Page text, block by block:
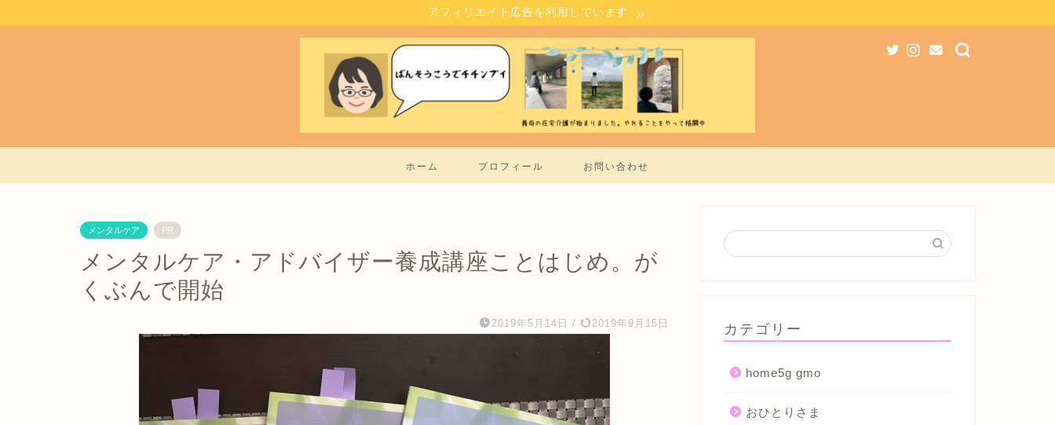
アフィリエイト広告を利用しています
ホーム プロフィール お問い合わせ
メンタルケア PR
メンタルケア・アドバイザー養成講座ことはじめ。が
くぶんで開始
2019年5月14日 / 2019年9月15日 カテゴリー
home5g gmo
おひとりさま